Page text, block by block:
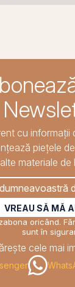
cu informații
piețele
materiale de
VREAU SĂ MĂ
oricând.
sunt în
cele mai